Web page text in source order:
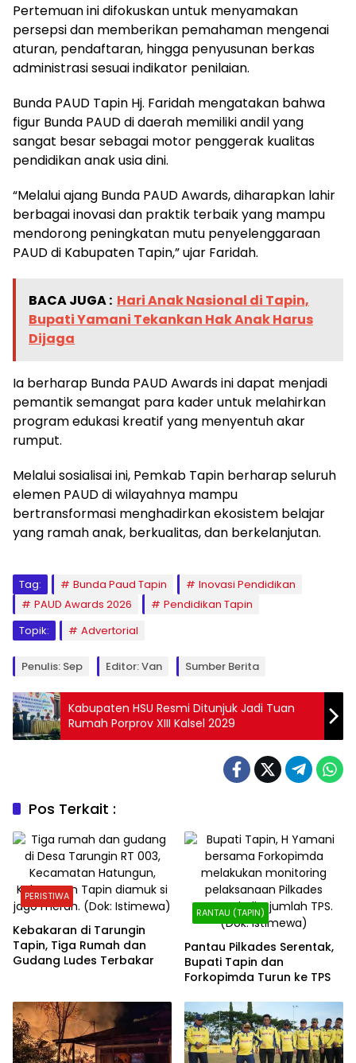
Pertemuan ini difokuskan untuk menyamakan
persepsi dan memberikan pemahaman mengenai
aturan, pendaftaran, hingga penyusunan berkas
administrasi sesuai indikator penilaian.
Bunda PAUD Tapin Hj. Faridah mengatakan bahwa
figur Bunda PAUD di daerah memiliki andil yang
sangat besar sebagai motor penggerak kualitas
pendidikan anak usia dini.
“Melalui ajang Bunda PAUD Awards, diharapkan lahir
berbagai inovasi dan praktik terbaik yang mampu
mendorong peningkatan mutu penyelenggaraan
PAUD di Kabupaten Tapin,” ujar Faridah.
BACA JUGA : Hari Anak Nasional di Tapin,
Bupati Yamani Tekankan Hak Anak Harus
Dijaga
Ia berharap Bunda PAUD Awards ini dapat menjadi
pemantik semangat para kader untuk melahirkan
program edukasi kreatif yang menyentuh akar
rumput.
Melalui sosialisai ini, Pemkab Tapin berharap seluruh
elemen PAUD di wilayahnya mampu
bertransformasi menghadirkan ekosistem belajar
yang ramah anak, berkualitas, dan berkelanjutan.
Tag: Bunda Paud Tapin
Inovasi Pendidikan
PAUD Awards 2026
Pendidikan Tapin
Topik:
Advertorial
Penulis: Sep Editor: Van Sumber Berita
Kabupaten HSU Resmi Ditunjuk Jadi Tuan
Rumah Porprov XIII Kalsel 2029
Pos Terkait :
PERISTIWA
Kebakaran di Tarungin
Tapin, Tiga Rumah dan
Gudang Ludes Terbakar
RANTAU (TAPIN)
Pantau Pilkades Serentak,
Bupati Tapin dan
Forkopimda Turun ke TPS